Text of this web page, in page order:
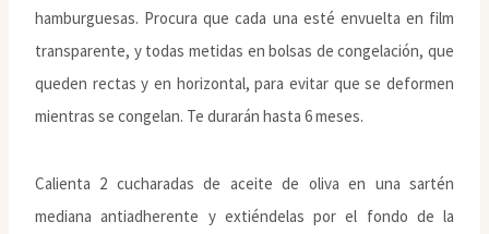
hamburguesas. Procura que cada una esté envuelta en film
transparente, y todas metidas en bolsas de congelación, que
queden rectas y en horizontal, para evitar que se deformen
mientras se congelan. Te durarán hasta 6 meses.
Calienta 2 cucharadas de aceite de oliva en una sartén
mediana antiadherente y extiéndelas por el fondo de la